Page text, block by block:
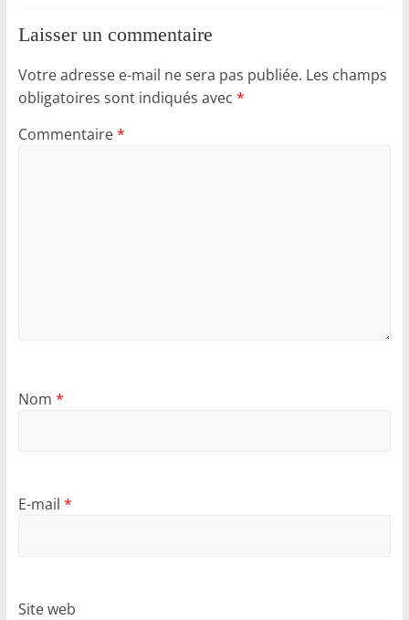
Laisser un commentaire
Votre adresse e-mail ne sera pas publiée. Les champs
obligatoires sont indiqués avec *
Commentaire*
Nom *
E-mail *
Site web